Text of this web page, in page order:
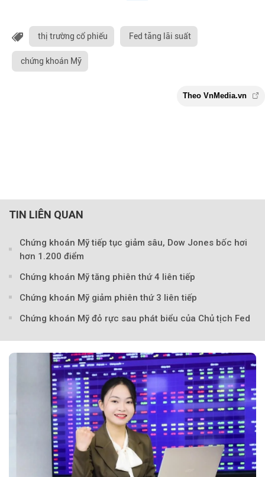
thị trường cổ phiếu Fed tăng lãi suất
chứng khoán Mỹ
TIN LIÊN QUAN
Chứng khoán Mỹ tiếp tục giảm sâu, Dow Jones bốc hơi
hơn 1.200 điểm
Chứng khoán Mỹ tăng phiên thứ 4 liên tiếp
Chứng khoán Mỹ giảm phiên thứ 3 liên tiếp
Chứng khoán Mỹ đỏ rực sau phát biểu của Chủ tịch Fed